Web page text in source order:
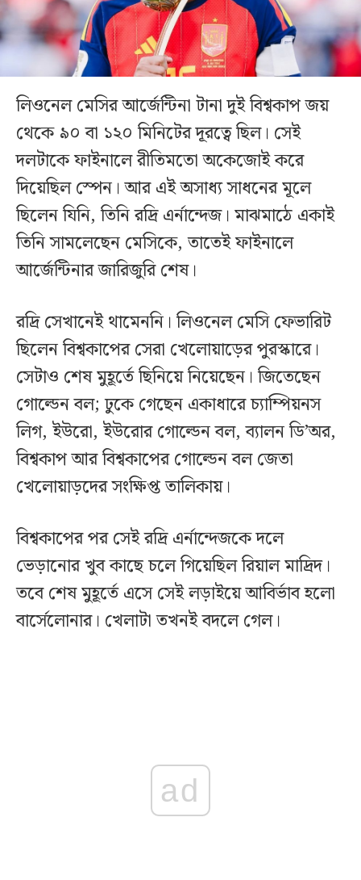
লিওনেল মেসির আর্জেন্টিনা টানা দুই বিশ্বকাপ জয়
থেকে ৯০ বা ১২০ মিনিটের দূরত্বে ছিল। সেই
দলটাকে ফাইনালে রীতিমতো অকেজোই করে
দিয়েছিল স্পেন। আর এই অসাধ্য সাধনের মূলে
ছিলেন যিনি, তিনি রদ্রি এর্নান্দেজ। মাঝমাঠে একাই
তিনি সামলেছেন মেসিকে, তাতেই ফাইনালে
আর্জেন্টিনার জারিজুরি শেষ।
রদ্রি সেখানেই থামেননি। লিওনেল মেসি ফেভারিট
ছিলেন বিশ্বকাপের সেরা খেলোয়াড়ের পুরস্কারে।
সেটাও শেষ মুহূর্তে ছিনিয়ে নিয়েছেন। জিতেছেন
গোল্ডেন বল; ঢুকে গেছেন একাধারে চ্যাম্পিয়নস
লিগ, ইউরো, ইউরোর গোল্ডেন বল, ব্যালন ডি’অর,
বিশ্বকাপ আর বিশ্বকাপের গোল্ডেন বল জেতা
খেলোয়াড়দের সংক্ষিপ্ত তালিকায়।
বিশ্বকাপের পর সেই রদ্রি এর্নান্দেজকে দলে
ভেড়ানোর খুব কাছে চলে গিয়েছিল রিয়াল মাদ্রিদ।
তবে শেষ মুহূর্তে এসে সেই লড়াইয়ে আবির্ভাব হলো
বার্সেলোনার। খেলাটা তখনই বদলে গেল।
ad